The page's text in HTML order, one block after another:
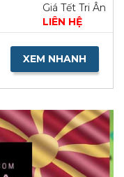
Giá Tết Tri Ân
LIÊN HỆ
XEM NHANH